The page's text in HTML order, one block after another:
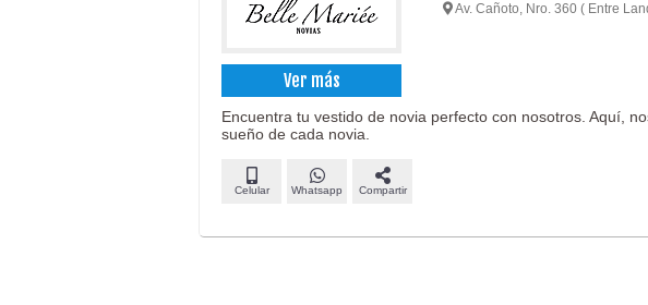
Ver más
Av. Cañoto, Nro. 360 ( Entre
Encuentra tu vestido de novia perfecto con nosotros. Aquí,
sueño de cada novia.
Celular Whatsapp Compartir